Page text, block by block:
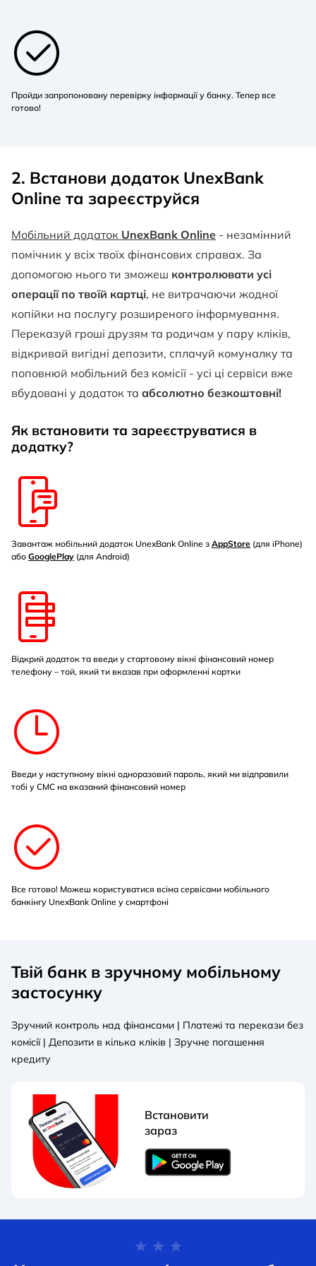
Пройди запропоновану перевірку інформації у банку. Тепер все
готово!
2. Встанови додаток UnexBank
Online та зареєструйся
Мобільний додаток UnexBank Online - незамінний
помічник у всіх твоїх фінансових справах. За
допомогою нього ти зможеш контролювати усі
операції по твоїй картці, не витрачаючи жодної
копійки на послугу розширеного інформування.
Переказуй гроші друзям та родичам у пару кліків,
відкривай вигідні депозити, сплачуй комуналку та
поповнюй мобільний без комісії - усі ці сервіси вже
вбудовані у додаток та абсолютно безкоштовні!
Як встановити та зареєструватися в
додатку?
Завантаж мобільний додаток UnexBank Online з AppStore (для iPhone)
або GooglePlay (для Android)
Відкрий додаток та введи у стартовому вікні фінансовий номер
телефону – той, який ти вказав при оформленні картки
Введи у наступному вікні одноразовий пароль, який ми відправили
тобі у СМС на вказаний фінансовий номер
Все готово! Можеш користуватися всіма сервісами мобільного
банкінгу UnexBank Online у смартфоні
Твій банк в зручному мобільному
застосунку
Зручний контроль над фінансами | Платежі та перекази без
комісії | Депозити в кілька кліків | Зручне погашення
кредиту
Встановити
зараз